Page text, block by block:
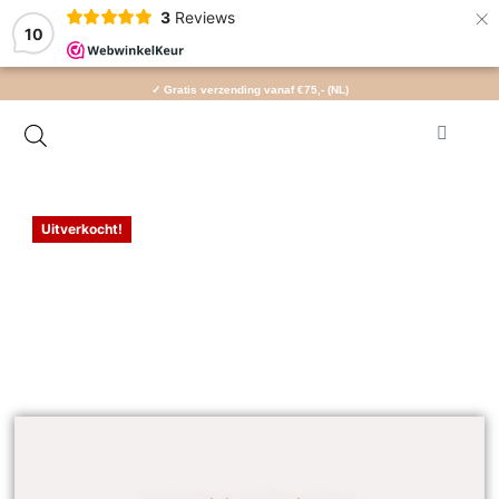
10
3 Reviews ×
✓ Gratis verzending vanaf €75,- (NL)
Uitverkocht!